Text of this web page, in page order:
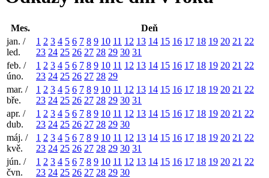
Mes.
Deň
jan. /
led.
1 2 3 4 5 6 7 8 9 10 11 12 13 14 15 16 17 18 19 20 21 22
23 24 25 26 27 28 29 30 31
feb. /
úno.
1 2 3 4 5 6 7 8 9 10 11 12 13 14 15 16 17 18 19 20 21 22
23 24 25 26 27 28 29
mar. /
bře.
1 2 3 4 5 6 7 8 9 10 11 12 13 14 15 16 17 18 19 20 21 22
23 24 25 26 27 28 29 30 31
apr. /
dub.
1 2 3 4 5 6 7 8 9 10 11 12 13 14 15 16 17 18 19 20 21 22
23 24 25 26 27 28 29 30
máj. /
kvě.
1 2 3 4 5 6 7 8 9 10 11 12 13 14 15 16 17 18 19 20 21 22
23 24 25 26 27 28 29 30 31
jún. /
čvn.
1 2 3 4 5 6 7 8 9 10 11 12 13 14 15 16 17 18 19 20 21 22
23 24 25 26 27 28 29 30